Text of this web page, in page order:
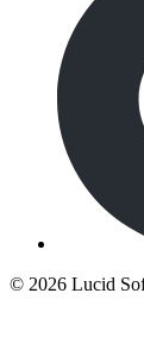
© 2026 Lucid